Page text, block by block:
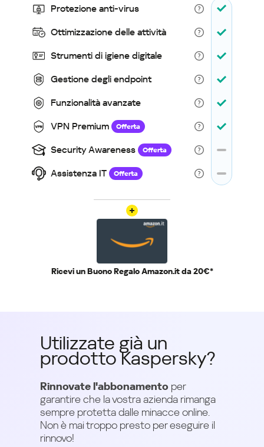
Protezione anti-virus
Ottimizzazione delle attività
Strumenti di igiene digitale
Gestione degli endpoint
Funzionalità avanzate
VPN Premium Offerta
Security Awareness Offerta
Assistenza IT Offerta
Ricevi un Buono Regalo Amazon.it da 20€*
Utilizzate già un
prodotto Kaspersky?
Rinnovate l'abbonamento per
garantire che la vostra azienda rimanga
sempre protetta dalle minacce online.
Non è mai troppo presto per eseguire il
rinnovo!